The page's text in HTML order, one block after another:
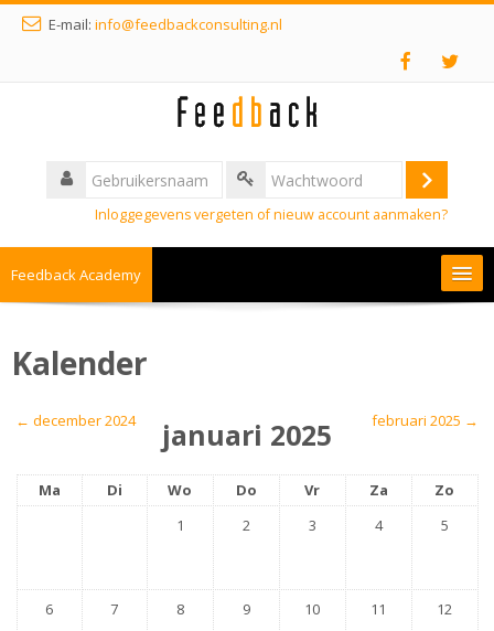
E-mail: info@feedbackconsulting.nl
Inloggegevens vergeten of nieuw account aanmaken?
Feedback Academy
Kalender
← december 2024 januari 2025 februari 2025 →
Ma Di Wo Do Vr Za
Zo
1
2 3 4 5
6 7 8 9 10 11 12